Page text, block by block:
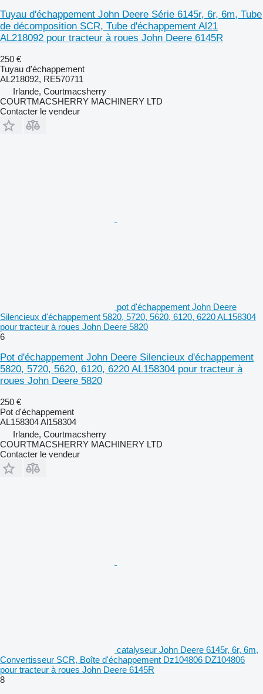
Tuyau d'échappement John Deere Série 6145r, 6r, 6m, Tube
de décomposition SCR, Tube d'échappement Al21
AL218092 pour tracteur à roues John Deere 6145R
250 €
Tuyau d'échappement
AL218092, RE570711
Irlande, Courtmacsherry
COURTMACSHERRY MACHINERY LTD
Contacter le vendeur
pot d'échappement John Deere
Silencieux d'échappement 5820, 5720, 5620, 6120, 6220 AL158304
pour tracteur à roues John Deere 5820
6
Pot d'échappement John Deere Silencieux d'échappement
5820, 5720, 5620, 6120, 6220 AL158304 pour tracteur à
roues John Deere 5820
250 €
Pot d'échappement
AL158304 Al158304
Irlande, Courtmacsherry
COURTMACSHERRY MACHINERY LTD
Contacter le vendeur
catalyseur John Deere 6145r, 6r, 6m,
Convertisseur SCR, Boîte d'échappement Dz104806 DZ104806
pour tracteur à roues John Deere 6145R
8